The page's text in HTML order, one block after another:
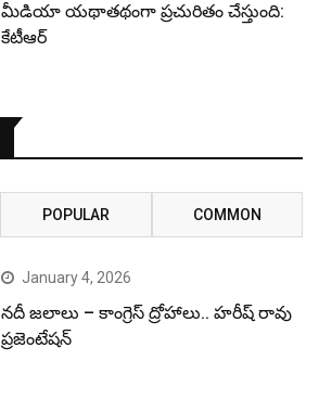
మీడియా యథాతథంగా ప్రచురితం చేస్తుంది:
కేటీఆర్
POPULAR COMMON
January 4, 2026
నదీ జలాలు – కాంగ్రెస్ ద్రోహాలు.. హరీష్ రావు
ప్రజెంటేషన్